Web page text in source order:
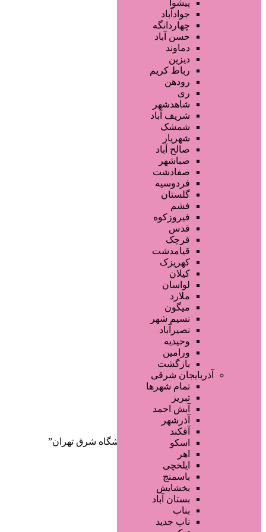
محصولات آرایشی
تجهیزات سالن زیبایی
محصولات پوست
محصولات مو
خدمات دندانپزشکی
سایر خدمات
پیشوا
جوادآباد
چهاردانگه
حسن آباد
دماوند
دیزین
رباط کریم
رودهن
ری
شاهدشهر
شریف آباد
شمشک
شهریار
صالح آباد
صباشهر
صفادشت
فردوسیه
گلستان
فشم
فیروزکوه
قدس
قرچک
قیامدشت
کهریزک
کیلان
لواسان
ملارد
میگون
نسیم شهر
نصیرآباد
وحیدیه
ورامین
بازگشت
آذربایجان شرقی
تمام شهر‌ها
تبریز
آبش احمد
آذرشهر
آقکند
اسکو
اهر
ایلخچی
باسمنج
بخشایش
بستان آباد
بناب
ناب جدید
صفحه اصلی
آگهی انبوه
طراحی سایت
صفحه اختصاصی
لیست سایتهای تبلیغاتی
دسته‌بندی‌ها
/ محصولات برچسب خورده “آرایشگاه شرق تهران”